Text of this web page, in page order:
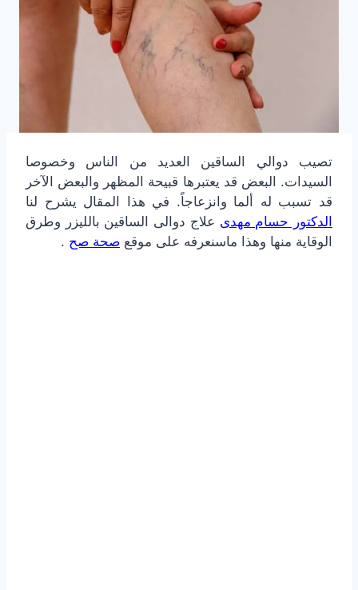
تصيب دوالي الساقين العديد من الناس وخصوصا
السيدات. البعض قد يعتبرها قبيحة المظهر والبعض الآخر
قد تسبب له ألما وانزعاجاً. في هذا المقال يشرح لنا
الدكتور حسام مهدى علاج دوالى الساقين بالليزر وطرق
الوقاية منها وهذا ماسنعرفه على موقع صحة صح .